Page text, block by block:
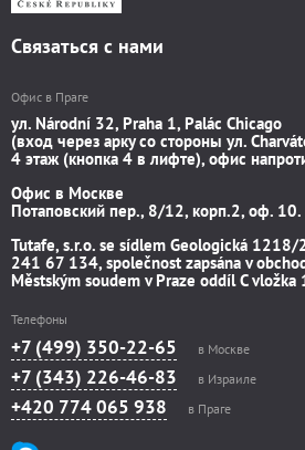
Связаться с нами
Офис в Праге
ул. Národní 32, Praha 1, Palác Chicago
(вход через арку со стороны ул.
4 этаж (кнопка 4 в лифте), офис
Офис в Москве
Потаповский пер., 8/12, корп.2, оф. 10.
Tutafe, s.r.o. se sídlem Geologická
241 67 134, společnost zapsána v
Městským soudem v Praze oddíl C
Телефоны
+7 (499) 350-22-65 в Москве
+7 (343) 226-46-83 в Израиле
+420 774 065 938 в Праге